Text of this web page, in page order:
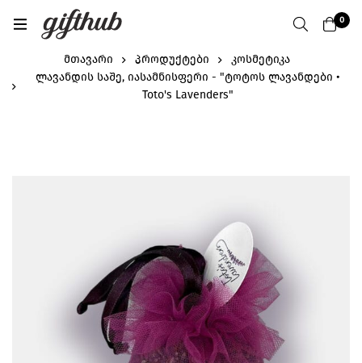
0
მთავარი პროდუქტები
კოსმეტიკა
ლავანდის საშე, იასამნისფერი - "ტოტოს ლავანდები •
Toto's Lavenders"